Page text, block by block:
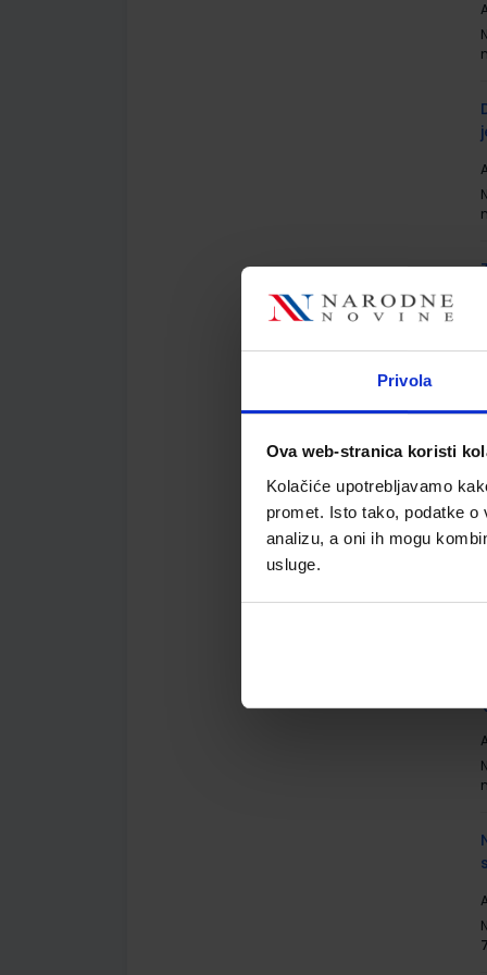
Privola
Ova web-stranica koristi
Kolačiće upotrebljavamo
promet. Isto tako, podatke
analizu, a oni ih mogu
usluge.